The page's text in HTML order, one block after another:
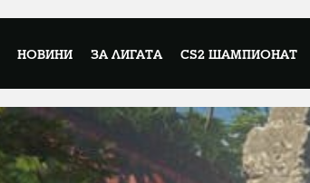
НОВИНИ ЗА ЛИГАТА CS2 ШАМПИОНАТ